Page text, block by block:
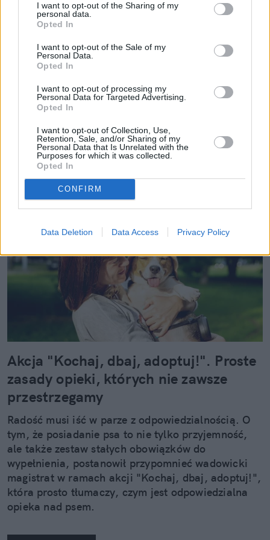
I want to opt-out of the Sharing of my
personal data.
Opted In
I want to opt-out of the Sale of my
Personal Data.
Opted In
I want to opt-out of processing my
Personal Data for Targeted Advertising.
Opted In
I want to opt-out of Collection, Use,
Retention, Sale, and/or Sharing of my
Personal Data that Is Unrelated with the
Purposes for which it was collected.
Opted In
CONFIRM
Data Deletion Data Access Privacy Policy
Akcja "Kochaj, dbaj, adoptuj!". Proste
zasady opieki, których nie zawsze
przestrzegamy
Radość musi iść w parze z odpowiedzialnością. O
tym, że posiadanie psa to nie tylko przyjemność,
ale także zestaw stałych obowiązków do
wypełnienia, postanowił przypomnieć wadowicki
magistrat w ramach akcji "Kochaj, dbaj, adoptuj!",
która prosto tłumaczy, czym jest odpowiedzialna
opieka nad psem.